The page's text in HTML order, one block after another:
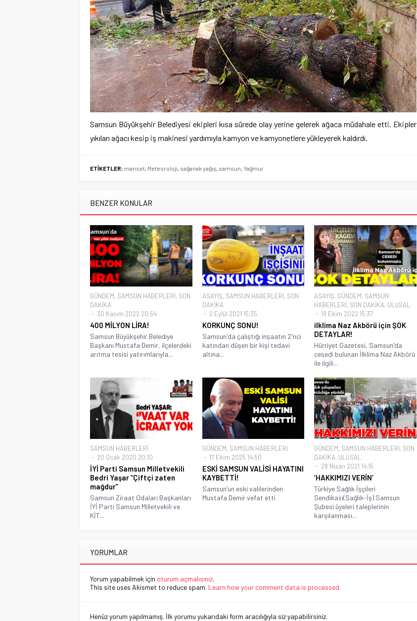
Samsun Büyükşehir Belediyesi ekipleri kısa sürede olay yerine gelerek ağaca müdahale etti. Ekipler
yıkılan ağacı kesip iş makinesi yardımıyla kamyon ve kamyonetlere yükleyerek kaldırdı.
ETİKETLER: manset Meteoroloji sağanak yağış samsun Yağmur
BENZER KONULAR
GÜNDEM, SAMSUN HABERLERİ, SON
DAKİKA
30 Kasım 2022 20:54
400 MİLYON LİRA!
Samsun Büyükşehir Belediye
Başkanı Mustafa Demir, ilçelerdeki
arıtma tesisi yatırımlarıyla...
ASAYİŞ, SAMSUN HABERLERİ, SON
DAKİKA
2 Eylül 2021 15:35
KORKUNÇ SONU!
Samsun'da çalıştığı inşaatın 2'nci
katından düşen bir kişi tedavi
altına...
ASAYİŞ, GÜNDEM, SAMSUN
HABERLERİ, SON DAKİKA, ULUSAL
19 Ekim 2022 15:37
ilklima Naz Akbörü için ŞOK
DETAYLAR!
Hürriyet Gazetesi, Samsun'da
cesedi bulunan İlklima Naz Akbörü
ile ilgili...
SAMSUN HABERLERİ
20 Ocak 2020 20:10
İYİ Parti Samsun Milletvekili
Bedri Yaşar “Çiftçi zaten
mağdur”
Samsun Ziraat Odaları Başkanları
İYİ Parti Samsun Milletvekili ve
KİT...
GÜNDEM, SAMSUN HABERLERİ
17 Ekim 2025 14:50
ESKİ SAMSUN VALİSİ HAYATINI
KAYBETTİ!
Samsun’un eski valilerinden
Mustafa Demir vefat etti
GÜNDEM, SAMSUN HABERLERİ, SON
DAKİKA, ULUSAL
28 Nisan 2021 14:15
‘HAKKIMIZI VERİN’
Türkiye Sağlık İşçileri
Sendikası(Sağlık-İş) Samsun
Şubesi üyeleri taleplerinin
karşılanması...
YORUMLAR
Yorum yapabilmek için oturum açmalısınız.
This site uses Akismet to reduce spam. Learn how your comment data is processed.
Henüz yorum yapılmamış. İlk yorumu yukarıdaki form aracılığıyla siz yapabilirsiniz.